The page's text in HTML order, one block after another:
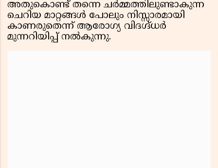
അതുകൊണ്ട് തന്നെ ചർമ്മത്തിലുണ്ടാകുന്ന
ചെറിയ മാറ്റങ്ങൾ പോലും നിസ്സാരമായി
കാണരുതെന്ന് ആരോഗ്യ വിദഗ്ദ്ധർ
മുന്നറിയിപ്പ് നൽകുന്നു.